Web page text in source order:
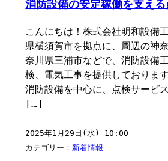
消防設備の安定稼働を支え
こんにちは！株式会社明和設備
県横須賀市を拠点に、周辺の神
奈川県三浦市などで、消防設備
検、電気工事を提供しておりま
消防設備を中心に、点検サービ
[…]
2025年1月29日(水) 10:00
カテゴリー： 新着情報